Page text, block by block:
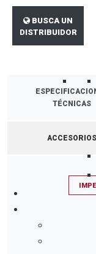
BUSCA UN
DISTRIBUIDOR
TÉCNICAS
ACCESORIOS